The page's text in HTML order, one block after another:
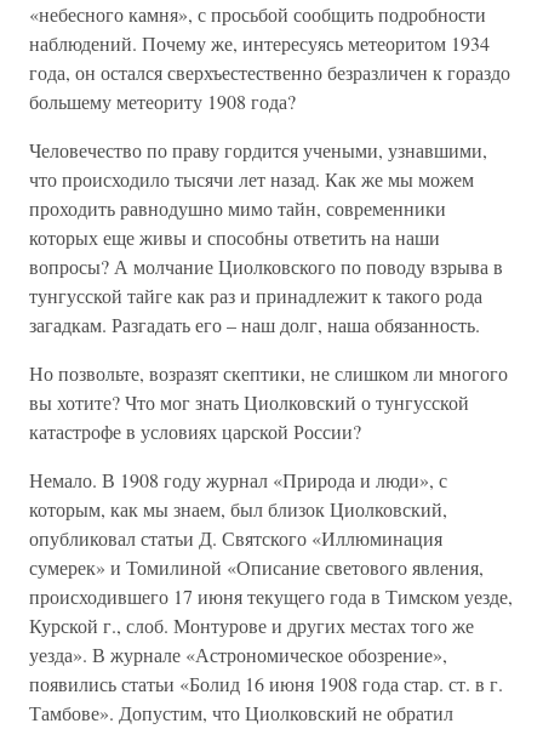
«небесного камня», с просьбой сообщить подробности
наблюдений. Почему же, интересуясь метеоритом 1934
года, он остался сверхъестественно безразличен к гораздо
большему метеориту 1908 года?
Человечество по праву гордится учеными, узнавшими,
что происходило тысячи лет назад. Как же мы можем
проходить равнодушно мимо тайн, современники
которых еще живы и способны ответить на наши
вопросы? А молчание Циолковского по поводу взрыва в
тунгусской тайге как раз и принадлежит к такого рода
загадкам. Разгадать его – наш долг, наша обязанность.
Но позвольте, возразят скептики, не слишком ли многого
вы хотите? Что мог знать Циолковский о тунгусской
катастрофе в условиях царской России?
Немало. В 1908 году журнал «Природа и люди», с
которым, как мы знаем, был близок Циолковский,
опубликовал статьи Д. Святского «Иллюминация
сумерек» и Томилиной «Описание светового явления,
происходившего 17 июня текущего года в Тимском уезде,
Курской г., слоб. Монтурове и других местах того же
уезда». В журнале «Астрономическое обозрение»,
появились статьи «Болид 16 июня 1908 года стар. ст. в г.
Тамбове». Допустим, что Циолковский не обратил